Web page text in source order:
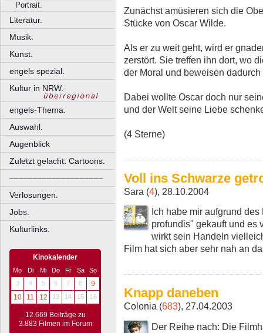
Portrait.
Literatur.
Musik.
Kunst.
engels spezial.
Kultur in NRW.
engels-Thema.
Auswahl.
Augenblick
Zuletzt gelacht: Cartoons.
––––––––––––––––––––
Verlosungen.
Jobs.
Kulturlinks.
Kinokalender
Mo Di Mi Do Fr Sa
So
3
4 5 6 7 8
9
10
11 12 13 14 15 16
12.669 Beiträge zu
3.883 Filmen im Forum
Zunächst amüsieren sich die
Stücke von Oscar Wilde.
Als er zu weit geht, wird er
zerstört. Sie treffen ihn dort, wo
der Moral und beweisen
Dabei wollte Oscar doch nur
und der Welt seine Liebe
(4 Sterne)
Voll ins Schwarze
Sara (4), 28.10.2004
Ich habe mir aufgrund
profundis" gekauft und es
wirkt sein Handeln
Film hat sich aber sehr nah an
Knapp daneben
Colonia (683), 27.04.2003
Der Reihe nach: Die